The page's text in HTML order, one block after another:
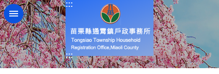
跳到主要內容區塊
:::
:::